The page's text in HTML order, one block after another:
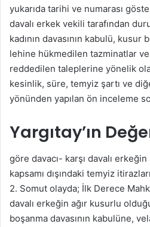
yukarıda tarihi ve numarası
davalı erkek vekili tarafından
kadının davasının kabulü,
lehine hükmedilen tazminatlar
reddedilen taleplerine yönelik
kesinlik, süre, temyiz şartı ve
yönünden yapılan ön inceleme
Yargıtay’ın
göre davacı- karşı davalı
kapsamı dışındaki temyiz
2. Somut olayda; İlk Derece
davalı erkeğin ağır kusurlu
boşanma davasının kabulüne,